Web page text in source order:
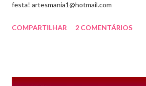
festa! artesmania1@hotmail.com
COMPARTILHAR 2 COMENTÁRIOS